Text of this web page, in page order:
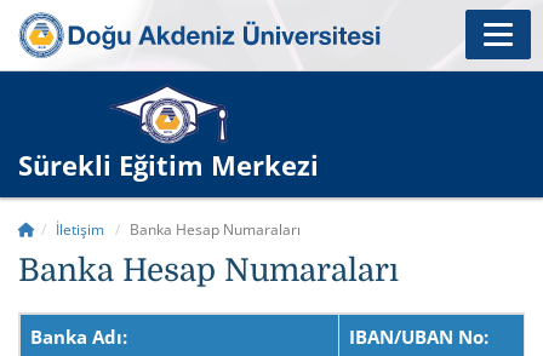
Sürekli Eğitim Merkezi
İletişim Banka Hesap Numaraları
Banka Hesap Numaraları
Banka Adı:
IBAN/UBAN No: